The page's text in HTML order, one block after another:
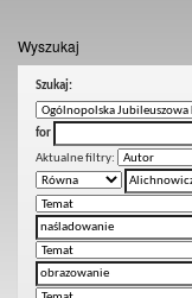
Wyszukaj
Szukaj:
for
Aktualne filtry: